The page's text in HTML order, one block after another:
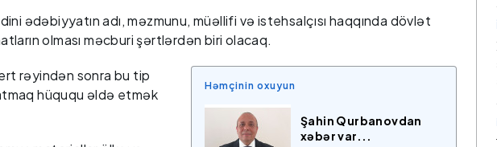
ədəbiyyatın adı, məzmunu, müəllifi və istehsalçısı haqqında dövlət
olması məcburi şərtlərdən biri olacaq.
Həmçinin oxuyun
Şahin Qurbanovdan
xəbər var...
rəyindən sonra bu tip
hüququ əldə etmək